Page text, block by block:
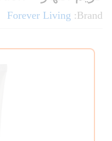
Brand:
Forever Living